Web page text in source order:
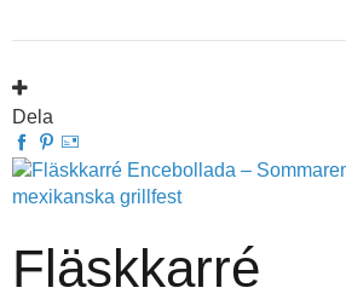
Dela
Fläskkarré